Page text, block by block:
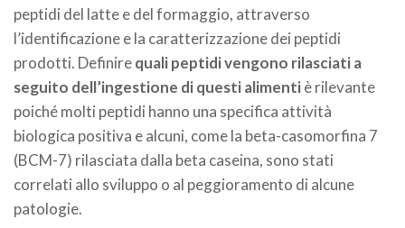
peptidi del latte e del formaggio, attraverso
l’identificazione e la caratterizzazione dei peptidi
prodotti. Definirequali peptidi vengono rilasciati a
seguito dell’ingestione di questi alimentiè rilevante
poiché molti peptidi hanno una specifica attività
biologica positiva e alcuni, come la beta-casomorfina 7
(BCM-7) rilasciata dalla beta caseina, sono stati
correlati allo sviluppo o al peggioramento di alcune
patologie.